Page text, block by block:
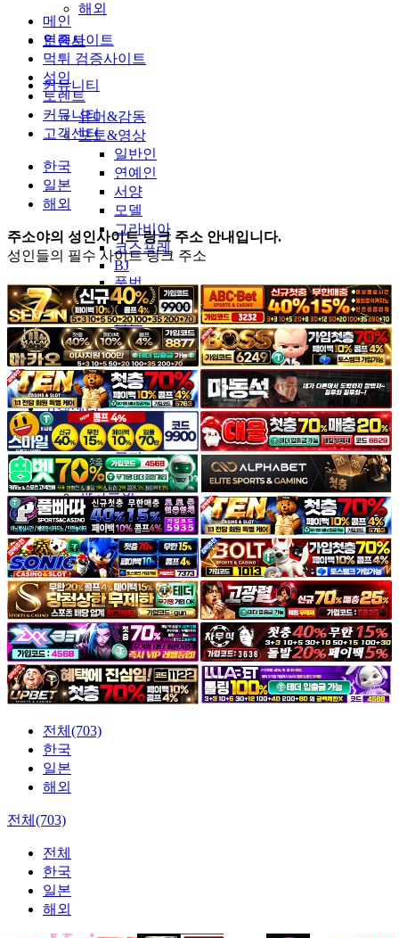
해외
토렌트
커뮤니티
유머&감동
포토&영상
일반인
연예인
서양
모델
그라비아
코스프레
BJ
품번
후방주의
움짤
스포츠
기타
야썰
고객센터
공지&이벤트
공지
1:1문의
광고문의
메인
인증사이트
먹튀 검증사이트
성인
토렌트
커뮤니티
고객센터
한국
일본
해외
주소야의 성인사이트 링크 주소 안내입니다.
성인들의 필수 사이트 링크 주소
전체(703)
한국
일본
해외
전체(703)
전체
한국
일본
해외